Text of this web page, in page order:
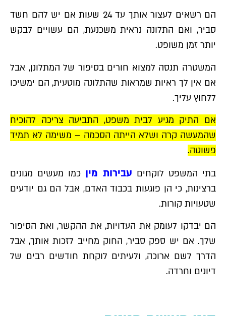
הם רשאים לעצור אותך עד 24 שעות אם יש להם חשד
סביר, ואם התלונה נראית משכנעת, הם עשויים לבקש
יותר זמן משופט.
המשטרה תנסה למצוא חורים בסיפור של המתלונן, אבל
אם אין לך ראיות שמראות שהתלונה מוטעית, הם ימשיכו
ללחוץ עליך.
אם התיק מגיע לבית משפט, התביעה צריכה להוכיח
שהמעשה קרה ושלא הייתה הסכמה – משימה לא תמיד
פשוטה.
בתי המשפט לוקחים עבירות מין כמו מעשים מגונים
ברצינות, כי הן פוגעות בכבוד האדם, אבל הם גם יודעים
שטעויות קורות.
הם יבדקו לעומק את העדויות, את ההקשר, ואת הסיפור
שלך. אם יש ספק סביר, החוק מחייב לזכות אותך, אבל
הדרך לשם ארוכה, ולעיתים לוקחת חודשים רבים של
דיונים וחרדה.